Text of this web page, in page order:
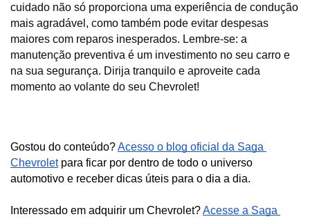
cuidado não só proporciona uma experiência de condução
mais agradável, como também pode evitar despesas
maiores com reparos inesperados. Lembre-se: a
manutenção preventiva é um investimento no seu carro e
na sua segurança. Dirija tranquilo e aproveite cada
momento ao volante do seu Chevrolet!
Gostou do conteúdo? Acesso o blog oficial da Saga
Chevrolet para ficar por dentro de todo o universo
automotivo e receber dicas úteis para o dia a dia.
Interessado em adquirir um Chevrolet? Acesse a Saga